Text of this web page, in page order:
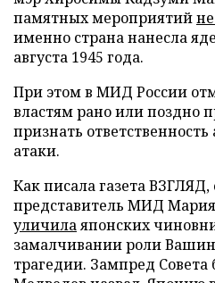
памятных мероприятий
именно страна нанесла
августа 1945 года.
При этом в МИД России
властям рано или поздно
признать
атаки.
Как писала газета
представитель МИД Мария
уличилаяпонских
замалчивании роли
трагедии. Зампред